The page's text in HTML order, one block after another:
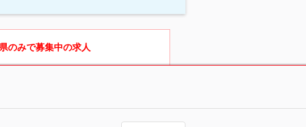
のみで募集中の求人